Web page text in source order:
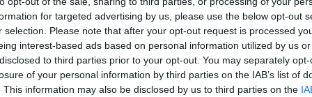
for targeted advertising by us, please use the below opt-out
selection. Please note that after your opt-out request is processed
interest-based ads based on personal information utilized by us
to third parties prior to your opt-out. You may separately
of your personal information by third parties on the IAB’s list of
This information may also be disclosed by us to third parties on the
& 11